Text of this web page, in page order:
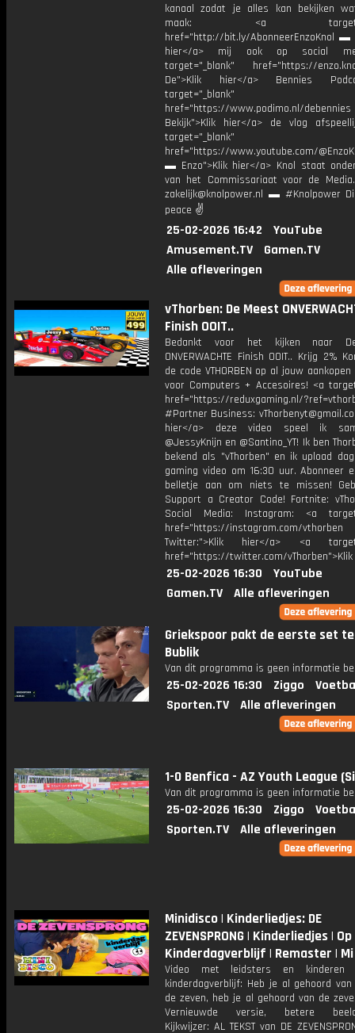
kanaal zodat je alles kan bekijken
maak: <a
href="http://bit.ly/AbonneerEnzoKnol ▬
hier</a> mij ook op social
target="_blank" href="https://
De">Klik hier</a> Bennies
target="_blank"
href="https://www.podimo.nl/debennies
Bekijk">Klik hier</a> de vlog
target="_blank"
href="https://www.youtube.com/
▬ Enzo">Klik hier</a> Knol staat
van het Commissariaat voor de
zakelijk@knolpower.nl ▬ #Knolpower
peace ✌
25-02-2026 16:42
YouTube
Amusement.TV
Gamen.TV
Alle afleveringen
vThorben: De Meest
Finish OOIT..
Bedankt voor het kijken naar
ONVERWACHTE Finish OOIT.. Krijg 2%
de code VTHORBEN op al jouw aankopen
voor Computers + Accesoires! <a
href="https://reduxgaming.nl/
#Partner Business:
hier</a> deze video speel ik
@JessyKnijn en @Santino_YT! Ik ben
bekend als "vThorben" en ik upload
gaming video om 16:30 uur. Abonneer
belletje aan om niets te missen!
Support a Creator Code! Fortnite:
Social Media: Instagram: <a
href="https://instagram.com/vthorben
Twitter:">Klik hier</a> <a
href="https://twitter.com/
25-02-2026 16:30
YouTube
Gamen.TV
Alle afleveringen
Griekspoor pakt de eerste set
Bublik
Van dit programma is geen informatie
25-02-2026 16:30 Ziggo
Sporten.TV
Alle afleveringen
1-0 Benfica - AZ Youth League
Van dit programma is geen informatie
25-02-2026 16:30 Ziggo
Sporten.TV
Alle afleveringen
Minidisco | Kinderliedjes: DE
ZEVENSPRONG | Kinderliedjes |
Kinderdagverblijf | Remaster | Mi
Video met leidsters en kinderen
kinderdagverblijf: Heb je al gehoord
de zeven, heb je al gehoord van de
Vernieuwde versie, betere
Kijkwijzer: AL TEKST van DE